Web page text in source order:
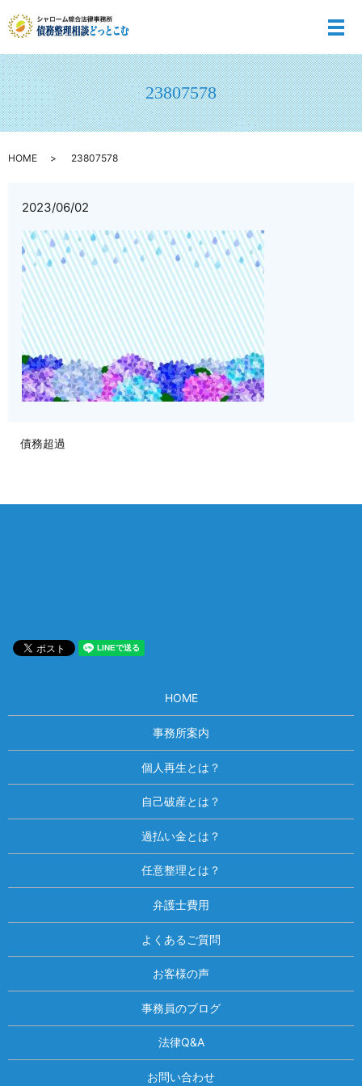
メ
23807578
HOME 23807578
2023/06/02
債務超過
HOME
事務所案内
個人再生とは？
自己破産とは？
過払い金とは？
任意整理とは？
弁護士費用
よくあるご質問
お客様の声
事務員のブログ
法律Q&A
お問い合わせ